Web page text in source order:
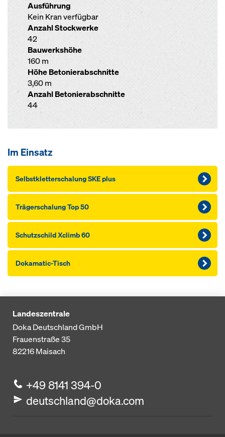
Ausführung
Kein Kran verfügbar
Anzahl Stockwerke
42
Bauwerkshöhe
160 m
Höhe Betonierabschnitte
3,60 m
Anzahl Betonierabschnitte
44
Im Einsatz
Selbst­k­let­ter­scha­lung SKE plus
Träger­schalung Top 50
Schutzschild Xclimb 60
Dokamatic-Tisch
Landeszentrale
Doka Deutschland GmbH
Frauenstraße 35
82216Maisach
+49 8141 394-0
deutschland@doka.com